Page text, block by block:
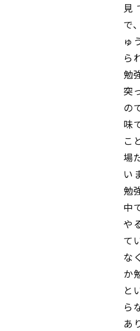
見
で
ゅ
ら
勉
突
の
味
こ
場
い
勉
中
や
て
な
か
と
ら
あ